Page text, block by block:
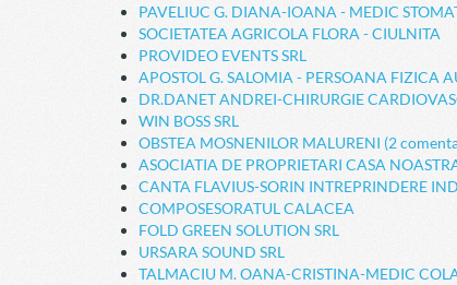
PAVELIUC G. DIANA-IOANA - MEDIC
SOCIETATEA AGRICOLA FLORA - CIULNITA
PROVIDEO EVENTS SRL
APOSTOL G. SALOMIA - PERSOANA FIZICA
DR.DANET ANDREI-CHIRURGIE
WIN BOSS SRL
OBSTEA MOSNENILOR MALURENI (2
ASOCIATIA DE PROPRIETARI CASA
CANTA FLAVIUS-SORIN INTREPRINDERE
COMPOSESORATUL CALACEA
FOLD GREEN SOLUTION SRL
URSARA SOUND SRL
TALMACIU M. OANA-CRISTINA-MEDIC